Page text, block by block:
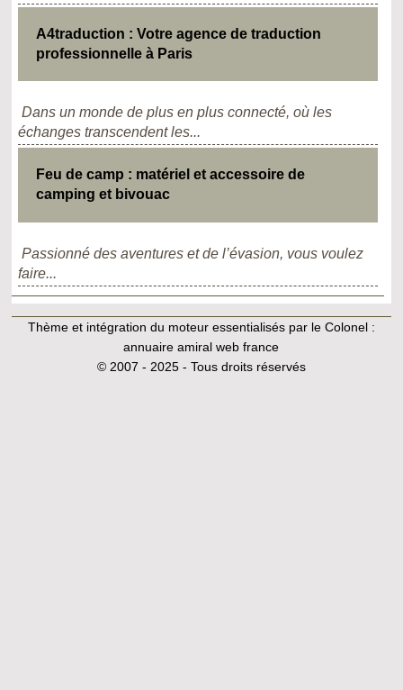
A4traduction : Votre agence de traduction
professionnelle à Paris
Dans un monde de plus en plus connecté, où les
échanges transcendent les...
Feu de camp : matériel et accessoire de
camping et bivouac
Passionné des aventures et de l’évasion, vous voulez
faire...
Thème et intégration du moteur essentialisés par le Colonel :
annuaire amiral web france
© 2007 - 2025 - Tous droits réservés